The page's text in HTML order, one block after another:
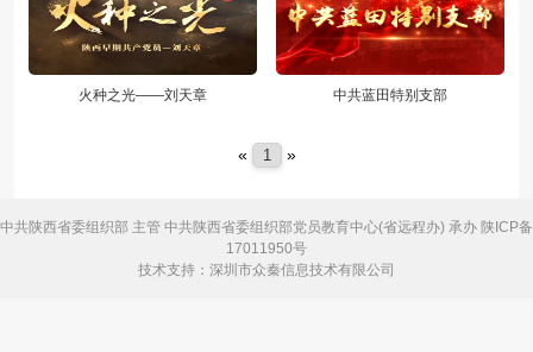
火种之光——刘天章 中共蓝田特别支部
« 1 »
中共陕西省委组织部 主管 中共陕西省委组织部党员教育中心(省远程办) 承办 陕ICP备
17011950号
技术支持：深圳市众秦信息技术有限公司